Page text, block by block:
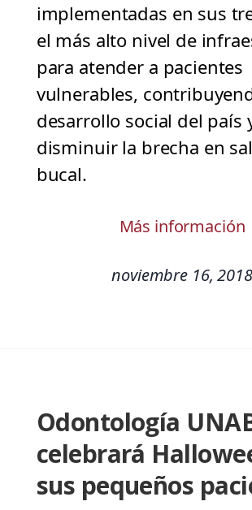
implementadas en sus
el más alto nivel de
para atender a pacientes
vulnerables,
desarrollo social del país
disminuir la brecha en
bucal.
Más información
noviembre 16, 2018
Odontología
celebrará
sus pequeños